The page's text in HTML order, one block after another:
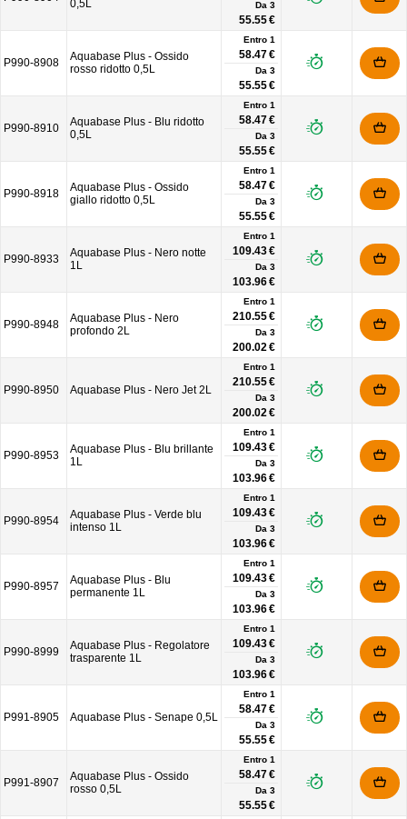
0,5L Da 3
55.55 €
P990-8908
Aquabase Plus - Ossido
rosso ridotto 0,5L
Entro 1
58.47 €
Da 3
55.55 €
P990-8910
Aquabase Plus - Blu ridotto
0,5L
Entro 1
58.47 €
Da 3
55.55 €
P990-8918
Aquabase Plus - Ossido
giallo ridotto 0,5L
Entro 1
58.47 €
Da 3
55.55 €
P990-8933
Aquabase Plus - Nero notte
1L
Entro 1
109.43 €
Da 3
103.96 €
P990-8948
Aquabase Plus - Nero
profondo 2L
Entro 1
210.55 €
Da 3
200.02 €
P990-8950 Aquabase Plus - Nero Jet 2L
Entro 1
210.55 €
Da 3
200.02 €
P990-8953
Aquabase Plus - Blu brillante
1L
Entro 1
109.43 €
Da 3
103.96 €
P990-8954
Aquabase Plus - Verde blu
intenso 1L
Entro 1
109.43 €
Da 3
103.96 €
P990-8957
Aquabase Plus - Blu
permanente 1L
Entro 1
109.43 €
Da 3
103.96 €
P990-8999
Aquabase Plus - Regolatore
trasparente 1L
Entro 1
109.43 €
Da 3
103.96 €
P991-8905 Aquabase Plus - Senape 0,5L
Entro 1
58.47 €
Da 3
55.55 €
P991-8907
Aquabase Plus - Ossido
rosso 0,5L
Entro 1
58.47 €
Da 3
55.55 €